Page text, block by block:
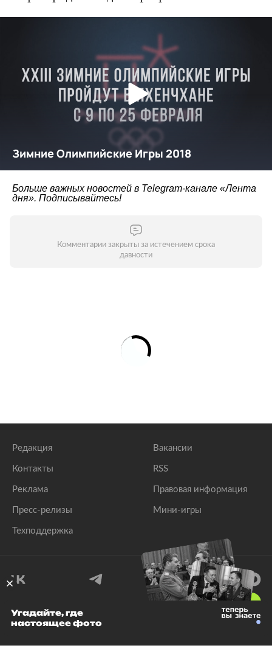
Больше важных новостей в Telegram-канале «Лента
дня». Подписывайтесь!
Комментарии закрыты за истечением срока
давности
Редакция
Контакты
Реклама
Пресс-релизы
Техподдержка
Вакансии
RSS
Правовая информация
Мини-игры
© 1999–2026 Все права защищены.
Угадайте, где
настоящее фото